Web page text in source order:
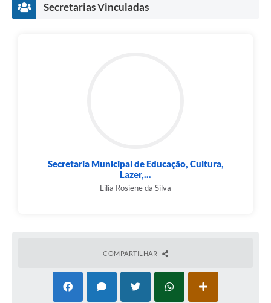
Contato
Secretarias Vinculadas
Secretaria Municipal de Educação, Cultura,
Lazer,...
Lilia Rosiene da Silva
COMPARTILHAR